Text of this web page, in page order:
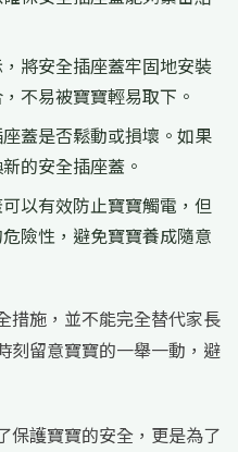
將安全插座蓋牢固地安裝
不易被寶寶輕易取下。
蓋是否鬆動或損壞。如果
的安全插座蓋。
以有效防止寶寶觸電，但
險性，避免寶寶養成隨意
措施，並不能完全替代家長
刻留意寶寶的一舉一動，避
保護寶寶的安全，更是為了